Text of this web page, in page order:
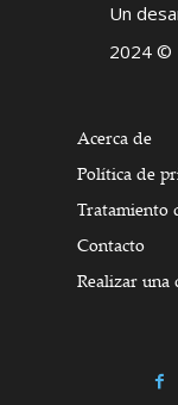
Un
2024 ©
Acerca de
Política de
Tratamiento
Contacto
Realizar una